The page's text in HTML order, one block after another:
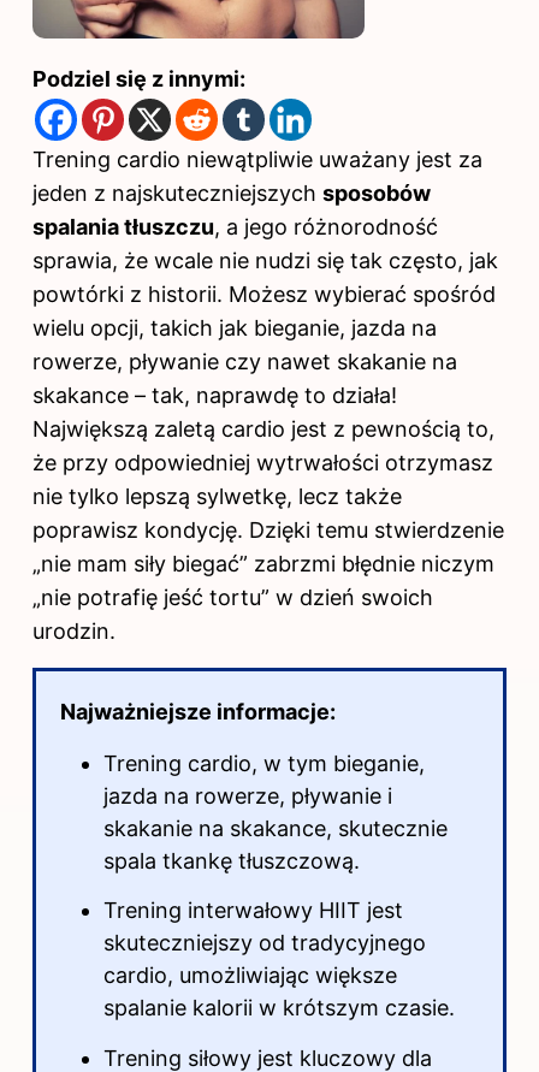
Podziel się z innymi:
Trening cardio niewątpliwie uważany jest za
jeden z najskuteczniejszych sposobów
spalania tłuszczu, a jego różnorodność
sprawia, że wcale nie nudzi się tak często, jak
powtórki z historii. Możesz wybierać spośród
wielu opcji, takich jak bieganie, jazda na
rowerze, pływanie czy nawet skakanie na
skakance – tak, naprawdę to działa!
Największą zaletą cardio jest z pewnością to,
że przy odpowiedniej wytrwałości otrzymasz
nie tylko lepszą sylwetkę, lecz także
poprawisz kondycję. Dzięki temu stwierdzenie
„nie mam siły biegać” zabrzmi błędnie niczym
„nie potrafię jeść tortu” w dzień swoich
urodzin.
Najważniejsze informacje:
Trening cardio, w tym bieganie,
jazda na rowerze, pływanie i
skakanie na skakance, skutecznie
spala tkankę tłuszczową.
Trening interwałowy HIIT jest
skuteczniejszy od tradycyjnego
cardio, umożliwiając większe
spalanie kalorii w krótszym czasie.
Trening siłowy jest kluczowy dla